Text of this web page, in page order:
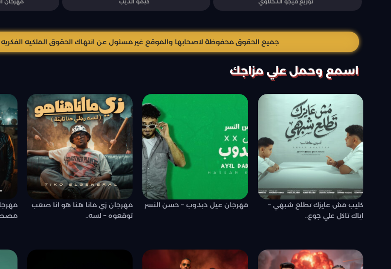
جميع الحقوق محفوظة لاصحابها والموقع غير مسئول عن انتهاك الحقوق الملكيه الفكريه
اسمع وحمل علي مزاجك
كليب مش عايزك تطلع شبهي –
اياك تاكل علي جوع..
مهرجان عيل دبدوب – حسن النسر
مهرجان زي مانا هنا هو انا صعب
توقعوه – لسه..